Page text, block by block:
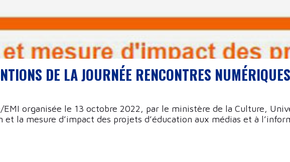
DE LA JOURNÉE RENCONTRES
organisée le 13 octobre 2022, par le ministère de la Culture,
et la mesure d’impact des projets d’éducation aux médias et à